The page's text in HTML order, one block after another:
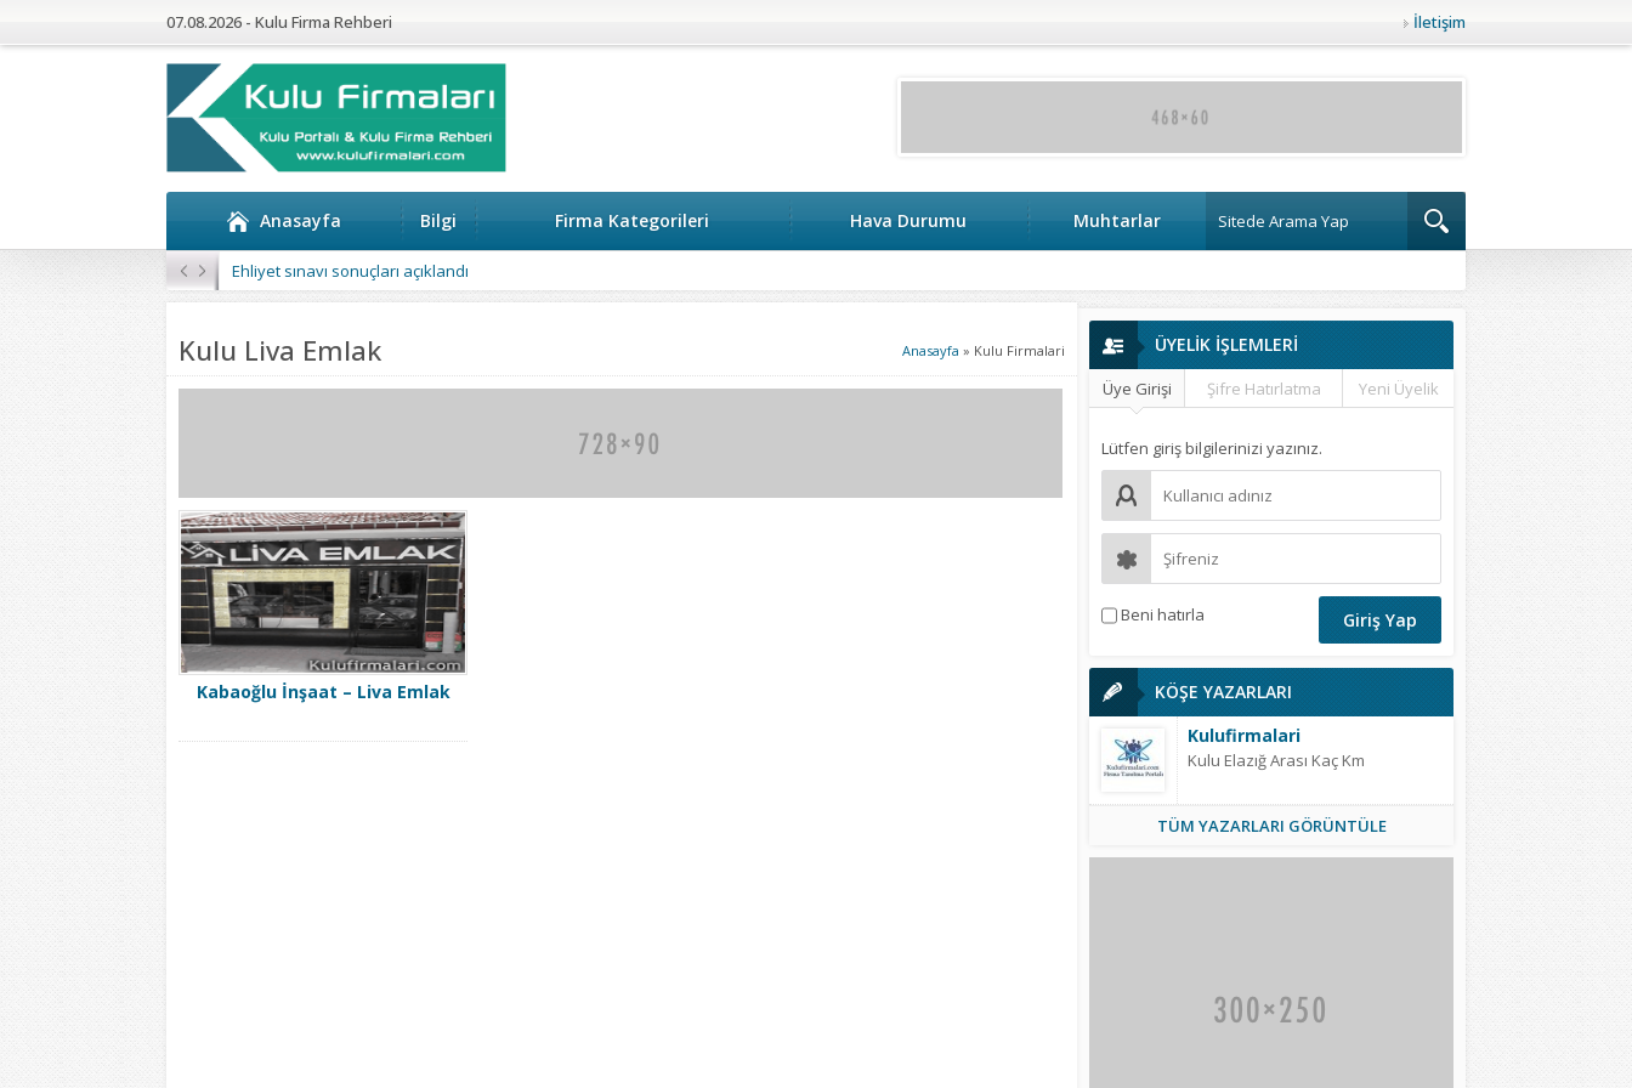
07.08.2026 - Kulu Firma Rehberi İletişim
Anasayfa Bilgi Firma Kategorileri Hava Durumu Muhtarlar
Ehliyet sınavı sonuçları açıklandı
Anasayfa » Kulu Firmalari
Kulu Liva Emlak
Kabaoğlu İnşaat – Liva Emlak
ÜYELİK İŞLEMLERİ
Üye Girişi Şifre Hatırlatma Yeni Üyelik
Lütfen giriş bilgilerinizi yazınız.
Beni hatırla
KÖŞE YAZARLARI
Kulufirmalari
Kulu Elazığ Arası Kaç Km
TÜM YAZARLARI GÖRÜNTÜLE